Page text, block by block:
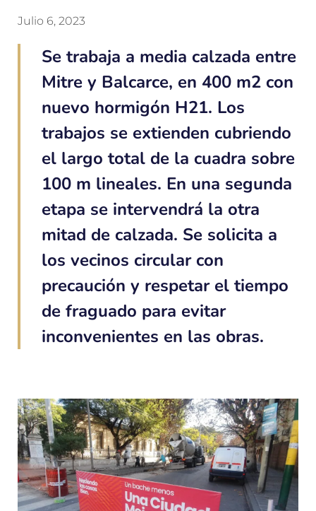
Julio 6, 2023
Se trabaja a media calzada entre
Mitre y Balcarce, en 400 m2 con
nuevo hormigón H21. Los
trabajos se extienden cubriendo
el largo total de la cuadra sobre
100 m lineales. En una segunda
etapa se intervendrá la otra
mitad de calzada. Se solicita a
los vecinos circular con
precaución y respetar el tiempo
de fraguado para evitar
inconvenientes en las obras.